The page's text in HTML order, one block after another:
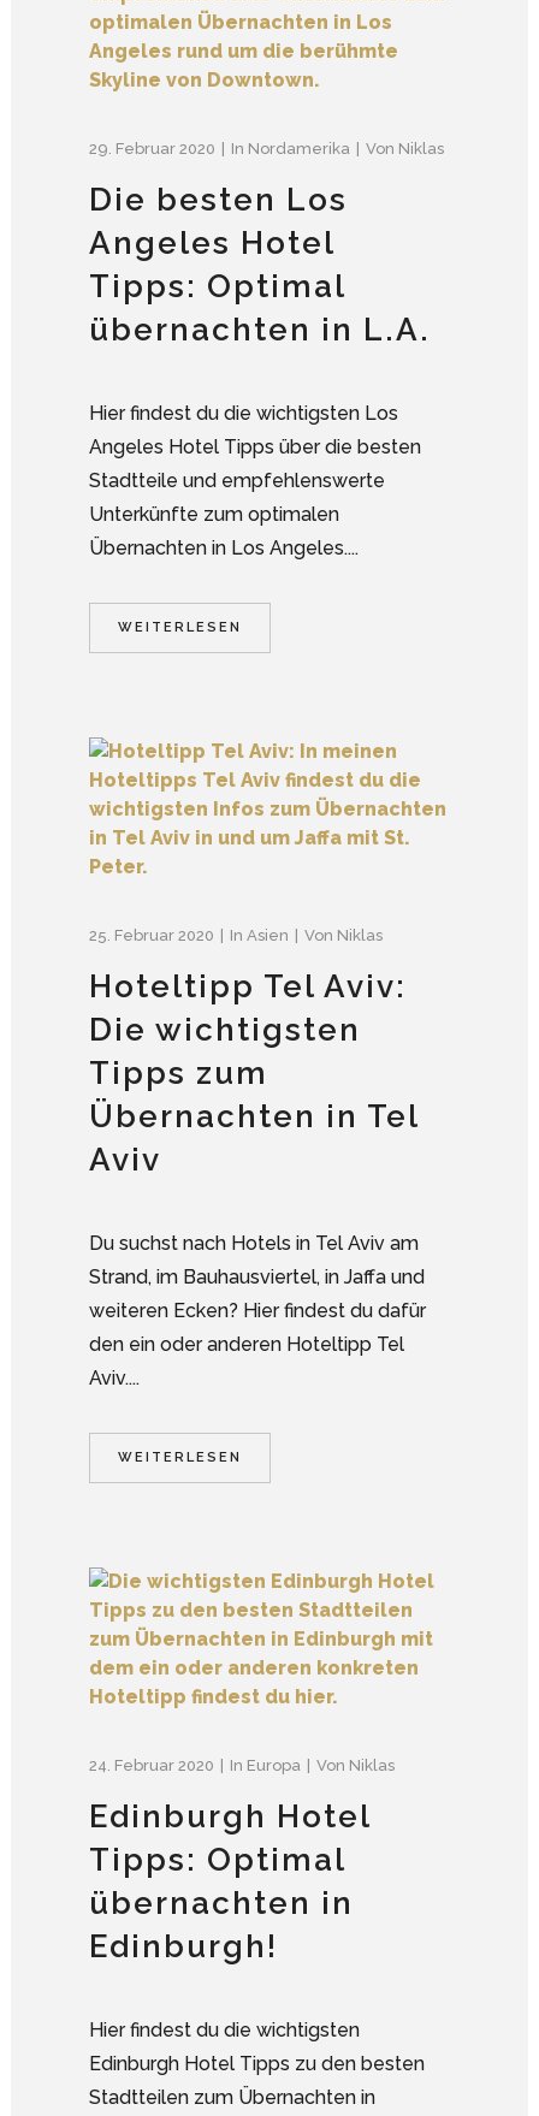
29. Februar 2020 In Nordamerika Von Niklas
Die besten Los
Angeles Hotel
Tipps: Optimal
übernachten in L.A.
Hier findest du die wichtigsten Los
Angeles Hotel Tipps über die besten
Stadtteile und empfehlenswerte
Unterkünfte zum optimalen
Übernachten in Los Angeles....
WEITERLESEN
25. Februar 2020 In Asien Von Niklas
Hoteltipp Tel Aviv:
Die wichtigsten
Tipps zum
Übernachten in Tel
Aviv
Du suchst nach Hotels in Tel Aviv am
Strand, im Bauhausviertel, in Jaffa und
weiteren Ecken? Hier findest du dafür
den ein oder anderen Hoteltipp Tel
Aviv....
WEITERLESEN
24. Februar 2020 In Europa Von Niklas
Edinburgh Hotel
Tipps: Optimal
übernachten in
Edinburgh!
Hier findest du die wichtigsten
Edinburgh Hotel Tipps zu den besten
Stadtteilen zum Übernachten in